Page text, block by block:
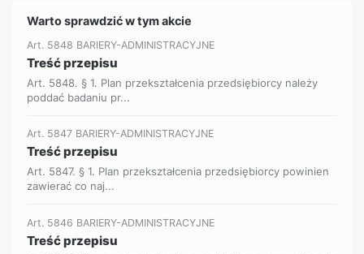
Warto sprawdzić w tym akcie
Art. 5848 BARIERY-ADMINISTRACYJNE
Treść przepisu
Art. 5848. § 1. Plan przekształcenia przedsiębiorcy należy
poddać badaniu pr...
Art. 5847 BARIERY-ADMINISTRACYJNE
Treść przepisu
Art. 5847. § 1. Plan przekształcenia przedsiębiorcy powinien
zawierać co naj...
Art. 5846 BARIERY-ADMINISTRACYJNE
Treść przepisu